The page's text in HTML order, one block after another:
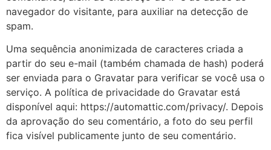
navegador do visitante, para auxiliar na detecção de
spam.
Uma sequência anonimizada de caracteres criada a
partir do seu e-mail (também chamada de hash) poderá
ser enviada para o Gravatar para verificar se você usa o
serviço. A política de privacidade do Gravatar está
disponível aqui: https://automattic.com/privacy/. Depois
da aprovação do seu comentário, a foto do seu perfil
fica visível publicamente junto de seu comentário.